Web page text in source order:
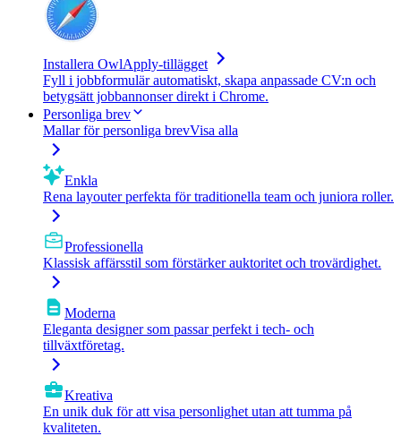
Installera OwlApply-tillägget
Fyll i jobbformulär automatiskt, skapa anpassade CV:n och
betygsätt jobbannonser direkt i Chrome.
Personliga brev
Mallar för personliga brevVisa alla
Enkla
Rena layouter perfekta för traditionella team och juniora roller.
Professionella
Klassisk affärsstil som förstärker auktoritet och trovärdighet.
Moderna
Eleganta designer som passar perfekt i tech- och
tillväxtföretag.
Kreativa
En unik duk för att visa personlighet utan att tumma på
kvaliteten.